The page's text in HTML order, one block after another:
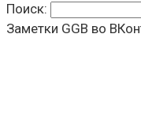
Поиск:
Заметки GGB во